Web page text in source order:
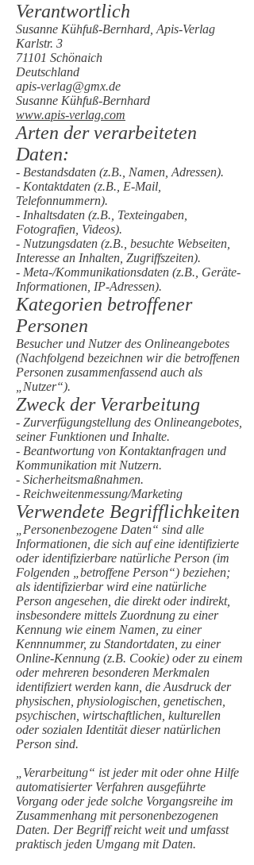
Verantwortlich
Susanne Kühfuß-Bernhard, Apis-Verlag
Karlstr. 3
71101 Schönaich
Deutschland
apis-verlag@gmx.de
Susanne Kühfuß-Bernhard
www.apis-verlag.com
Arten der verarbeiteten
Daten:
- Bestandsdaten (z.B., Namen, Adressen).
- Kontaktdaten (z.B., E-Mail,
Telefonnummern).
- Inhaltsdaten (z.B., Texteingaben,
Fotografien, Videos).
- Nutzungsdaten (z.B., besuchte Webseiten,
Interesse an Inhalten, Zugriffszeiten).
- Meta-/Kommunikationsdaten (z.B., Geräte-
Informationen, IP-Adressen).
Kategorien betroffener
Personen
Besucher und Nutzer des Onlineangebotes
(Nachfolgend bezeichnen wir die betroffenen
Personen zusammenfassend auch als
„Nutzer“).
Zweck der Verarbeitung
- Zurverfügungstellung des Onlineangebotes,
seiner Funktionen und Inhalte.
- Beantwortung von Kontaktanfragen und
Kommunikation mit Nutzern.
- Sicherheitsmaßnahmen.
- Reichweitenmessung/Marketing
Verwendete Begrifflichkeiten
„Personenbezogene Daten“ sind alle
Informationen, die sich auf eine identifizierte
oder identifizierbare natürliche Person (im
Folgenden „betroffene Person“) beziehen;
als identifizierbar wird eine natürliche
Person angesehen, die direkt oder indirekt,
insbesondere mittels Zuordnung zu einer
Kennung wie einem Namen, zu einer
Kennnummer, zu Standortdaten, zu einer
Online-Kennung (z.B. Cookie) oder zu einem
oder mehreren besonderen Merkmalen
identifiziert werden kann, die Ausdruck der
physischen, physiologischen, genetischen,
psychischen, wirtschaftlichen, kulturellen
oder sozialen Identität dieser natürlichen
Person sind.
„Verarbeitung“ ist jeder mit oder ohne Hilfe
automatisierter Verfahren ausgeführte
Vorgang oder jede solche Vorgangsreihe im
Zusammenhang mit personenbezogenen
Daten. Der Begriff reicht weit und umfasst
praktisch jeden Umgang mit Daten.